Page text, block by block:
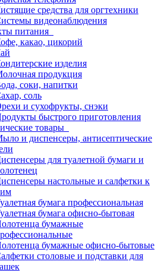
средства для оргтехники
видеонаблюдения
питания
какао, цикорий
изделия
продукция
соки, напитки
соль
и сухофрукты, снэки
быстрого приготовления
товары
и диспенсеры, антисептические
для туалетной бумаги и
настольные и салфетки к
бумага профессиональная
бумага офисно-бытовая
бумажные
бумажные офисно-бытовые
столовые и подставки для